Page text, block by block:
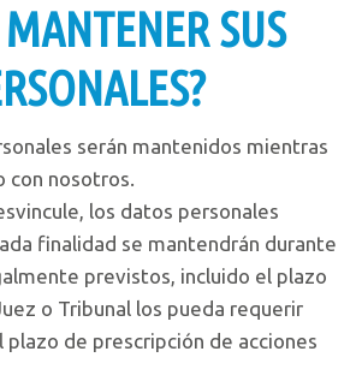
SUS
serán mantenidos mientras
con nosotros.
los datos personales
finalidad se mantendrán durante
previstos, incluido el plazo
o Tribunal los pueda requerir
plazo de prescripción de acciones